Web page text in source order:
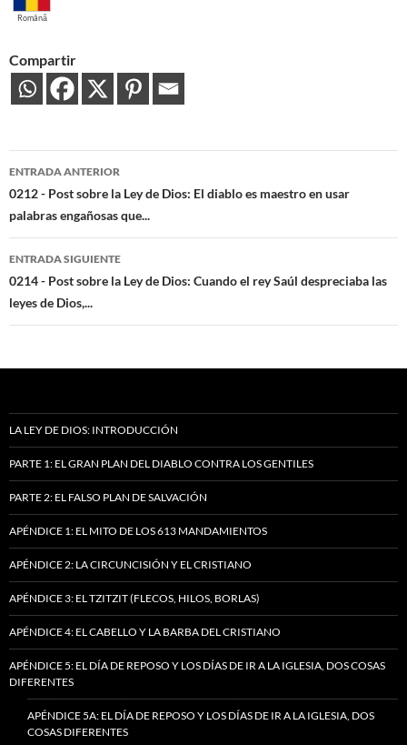
Română
Compartir
Navegación
de
entradas
ENTRADA ANTERIOR
0212 - Post sobre la Ley de Dios: El diablo es maestro en usar
palabras engañosas que...
ENTRADA SIGUIENTE
0214 - Post sobre la Ley de Dios: Cuando el rey Saúl despreciaba las
leyes de Dios,...
LA LEY DE DIOS: INTRODUCCIÓN
PARTE 1: EL GRAN PLAN DEL DIABLO CONTRA LOS GENTILES
PARTE 2: EL FALSO PLAN DE SALVACIÓN
APÉNDICE 1: EL MITO DE LOS 613 MANDAMIENTOS
APÉNDICE 2: LA CIRCUNCISIÓN Y EL CRISTIANO
APÉNDICE 3: EL TZITZIT (FLECOS, HILOS, BORLAS)
APÉNDICE 4: EL CABELLO Y LA BARBA DEL CRISTIANO
APÉNDICE 5: EL DÍA DE REPOSO Y LOS DÍAS DE IR A LA IGLESIA, DOS COSAS
DIFERENTES
APÉNDICE 5A: EL DÍA DE REPOSO Y LOS DÍAS DE IR A LA IGLESIA, DOS
COSAS DIFERENTES